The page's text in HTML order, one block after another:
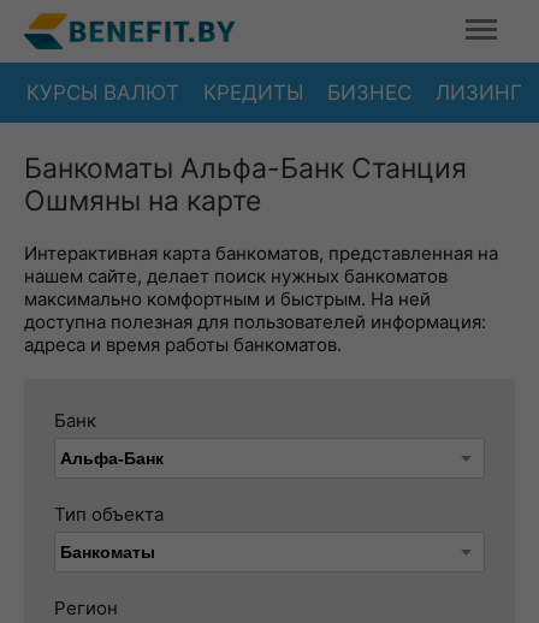
КУРСЫ ВАЛЮТ КРЕДИТЫ БИЗНЕС ЛИЗИНГ
Банкоматы Альфа-Банк Станция
Ошмяны на карте
Интерактивная карта банкоматов, представленная на
нашем сайте, делает поиск нужных банкоматов
максимально комфортным и быстрым. На ней
доступна полезная для пользователей информация:
адреса и время работы банкоматов.
Банк
Тип объекта
Регион